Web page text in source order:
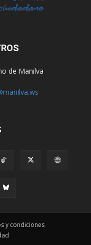
de Manilva
y condiciones